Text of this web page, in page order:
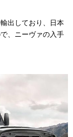
出しており、日本
、ニーヴァの入手